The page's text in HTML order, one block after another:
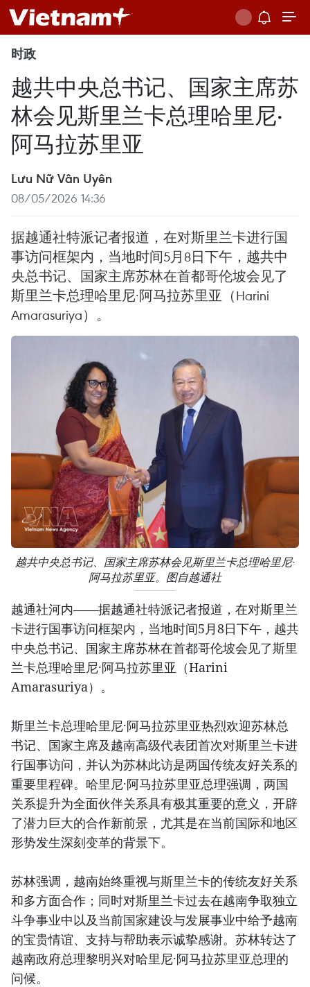
时政
越共中央总书记、国家主席苏
林会见斯里兰卡总理哈里尼·
阿马拉苏里亚
Lưu Nữ Vân Uyên
08/05/2026 14:36
据越通社特派记者报道，在对斯里兰卡进行国
事访问框架内，当地时间5月8日下午，越共中
央总书记、国家主席苏林在首都哥伦坡会见了
斯里兰卡总理哈里尼·阿马拉苏里亚（Harini
Amarasuriya）。
越共中央总书记、国家主席苏林会见斯里兰卡总理哈里尼·
阿马拉苏里亚。图自越通社
越通社河内——据越通社特派记者报道，在对斯里兰
卡进行国事访问框架内，当地时间5月8日下午，越共
中央总书记、国家主席苏林在首都哥伦坡会见了斯里
兰卡总理哈里尼·阿马拉苏里亚（Harini
Amarasuriya）。
斯里兰卡总理哈里尼·阿马拉苏里亚热烈欢迎苏林总
书记、国家主席及越南高级代表团首次对斯里兰卡进
行国事访问，并认为苏林此访是两国传统友好关系的
重要里程碑。哈里尼·阿马拉苏里亚总理强调，两国
关系提升为全面伙伴关系具有极其重要的意义，开辟
了潜力巨大的合作新前景，尤其是在当前国际和地区
形势发生深刻变革的背景下。
苏林强调，越南始终重视与斯里兰卡的传统友好关系
和多方面合作；同时对斯里兰卡过去在越南争取独立
斗争事业中以及当前国家建设与发展事业中给予越南
的宝贵情谊、支持与帮助表示诚挚感谢。苏林转达了
越南政府总理黎明兴对哈里尼·阿马拉苏里亚总理的
问候。